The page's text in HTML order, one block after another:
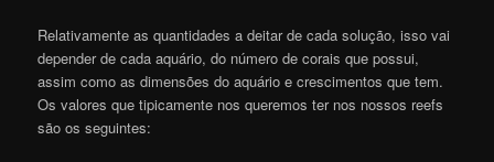
Relativamente as quantidades a deitar de cada solução, isso vai
depender de cada aquário, do número de corais que possui,
assim como as dimensões do aquário e crescimentos que tem.
Os valores que tipicamente nos queremos ter nos nossos reefs
são os seguintes: